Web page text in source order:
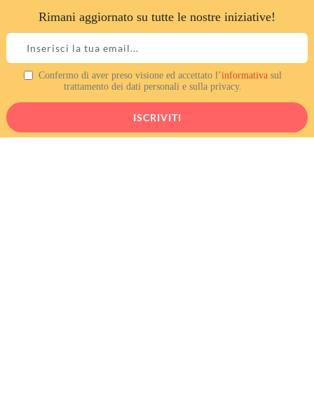
to
content
Rimani aggiornato su tutte le nostre iniziative!
Confermo di aver preso visione ed accettato l’informativa sul
trattamento dei dati personali e sulla privacy.